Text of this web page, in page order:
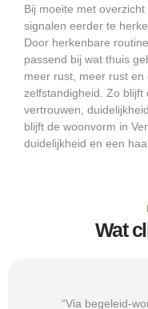
Bij moeite met
signalen eerder te
Door herkenbare
passend bij wat thuis
meer rust, meer rust
zelfstandigheid. Zo blijft
vertrouwen,
blijft de woonvorm in
duidelijkheid en een
Wat
“Via begeleid-